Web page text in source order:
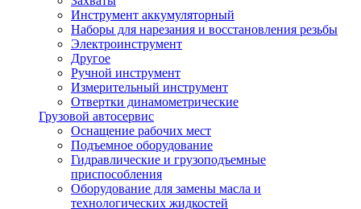
Инструмент аккумуляторный
Наборы для нарезания и восстановления резьбы
Электроинструмент
Другое
Ручной инструмент
Измерительный инструмент
Отвертки динамометрические
Грузовой автосервис
Оснащение рабочих мест
Подъемное оборудование
Гидравлические и грузоподъемные
приспособления
Оборудование для замены масла и
технологических жидкостей